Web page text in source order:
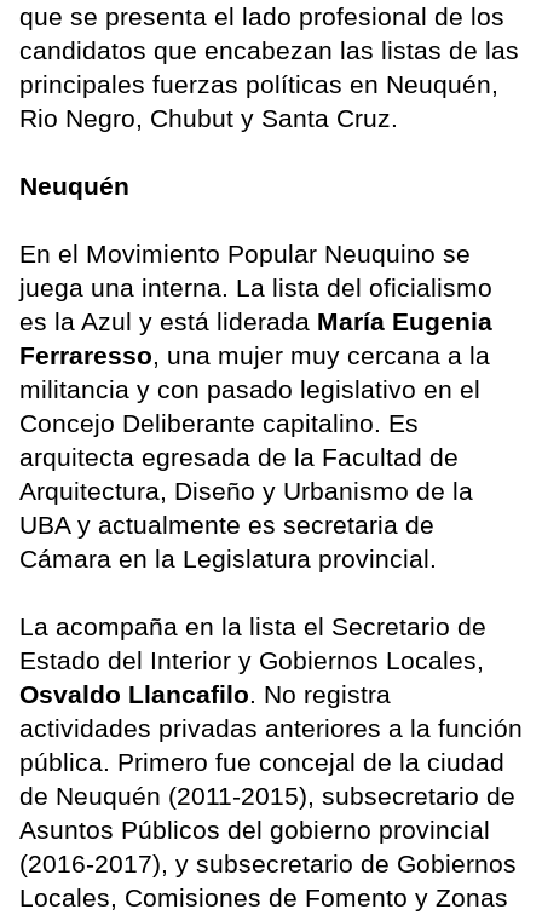
que se presenta el lado profesional de los
candidatos que encabezan las listas de las
principales fuerzas políticas en Neuquén,
Rio Negro, Chubut y Santa Cruz.
Neuquén
En el Movimiento Popular Neuquino se
juega una interna. La lista del oficialismo
es la Azul y está liderada María Eugenia
Ferraresso, una mujer muy cercana a la
militancia y con pasado legislativo en el
Concejo Deliberante capitalino. Es
arquitecta egresada de la Facultad de
Arquitectura, Diseño y Urbanismo de la
UBA y actualmente es secretaria de
Cámara en la Legislatura provincial.
La acompaña en la lista el Secretario de
Estado del Interior y Gobiernos Locales,
Osvaldo Llancafilo. No registra
actividades privadas anteriores a la función
pública. Primero fue concejal de la ciudad
de Neuquén (2011-2015), subsecretario de
Asuntos Públicos del gobierno provincial
(2016-2017), y subsecretario de Gobiernos
Locales, Comisiones de Fomento y Zonas